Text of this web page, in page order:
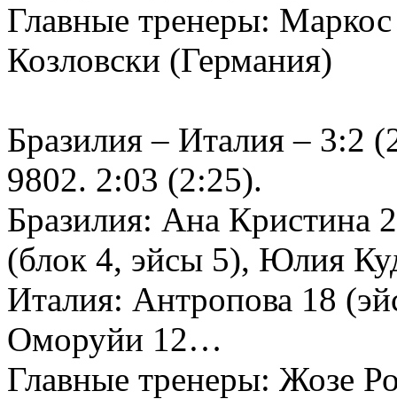
Главные тренеры:
Козловски (Германия)
Бразилия – Италия – 3:2
9802. 2:03 (2:25).
Бразилия: Ана Кристина
(блок 4, эйсы 5), Юлия
Италия: Антропова 18
Оморуйи 12…
Главные тренеры: Жозе